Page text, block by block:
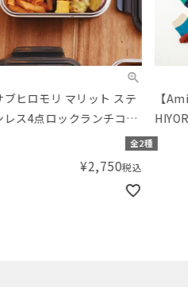
【Amingオリジナル】
HIYORI（ひより） 綿混紳士
全6種
¥1,100税込
返